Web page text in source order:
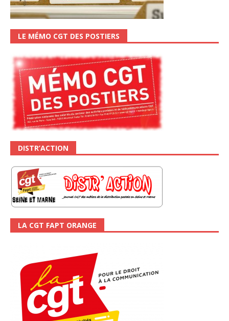
LE MÉMO CGT DES POSTIERS
DISTR’ACTION
LA CGT FAPT ORANGE